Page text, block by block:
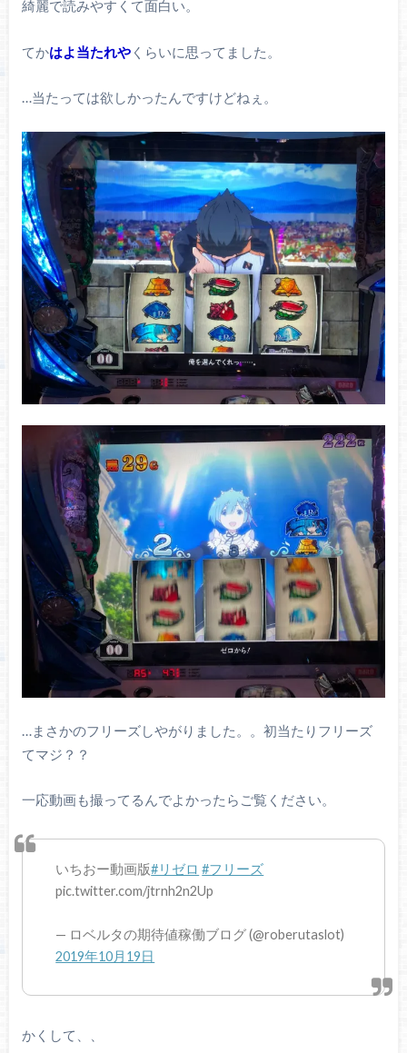
綺麗で読みやすくて面白い。
てかはよ当たれやくらいに思ってました。
…当たっては欲しかったんですけどねぇ。
…まさかのフリーズしやがりました。。初当たりフリーズ
てマジ？？
一応動画も撮ってるんでよかったらご覧ください。
いちおー動画版#リゼロ #フリーズ
pic.twitter.com/jtrnh2n2Up
— ロベルタの期待値稼働ブログ (@roberutaslot)
2019年10月19日
かくして、、